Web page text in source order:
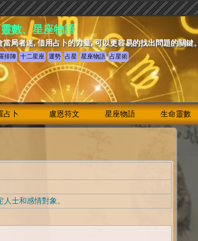
數、星座物語
局者迷, 借用占卜的力量, 可以更容易的找出問題的關鍵。
排陣 十二星座 運勢 占星 星座物語 占星術
占卜 盧恩符文 星座物語 生命靈數
士和感情對象。